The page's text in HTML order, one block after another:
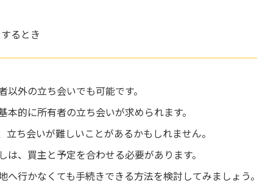
るとき
外の立ち会いでも可能です。
的に所有者の立ち会いが求められます。
ち会いが難しいことがあるかもしれません。
、買主と予定を合わせる必要があります。
へ行かなくても手続きできる方法を検討してみましょう